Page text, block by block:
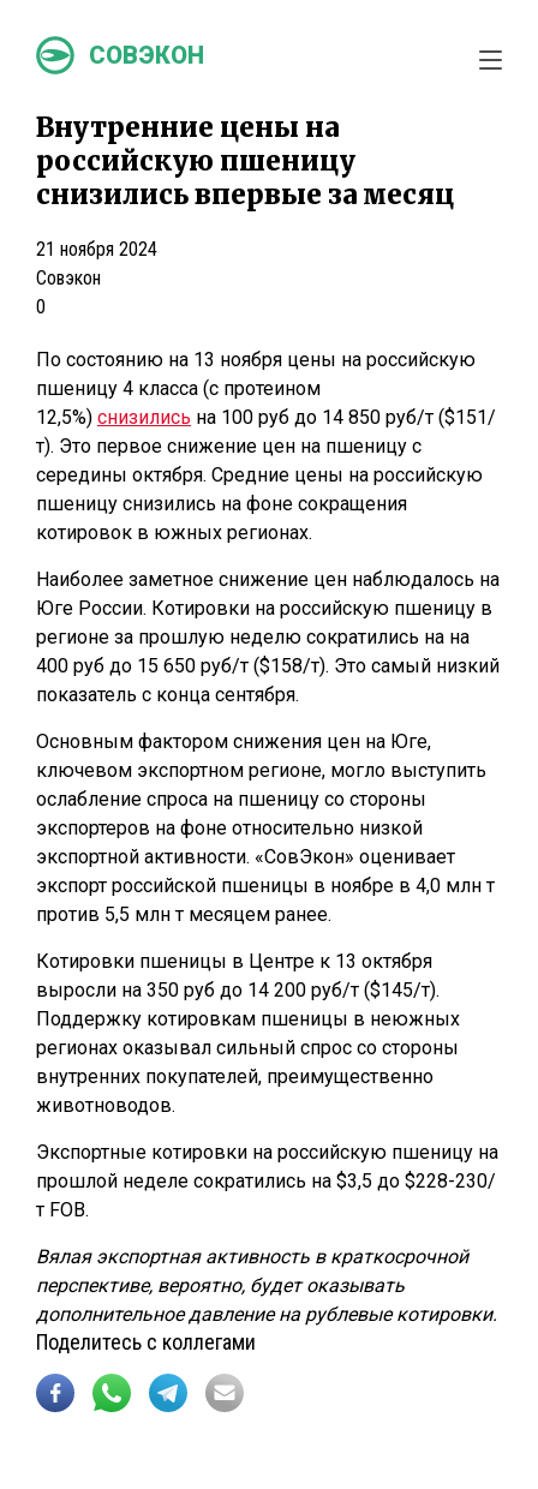
СОВЭКОН
Внутренние цены на
российскую пшеницу
снизились впервые за месяц
21 ноября 2024
Совэкон
0
По состоянию на 13 ноября цены на российскую
пшеницу 4 класса (с протеином
12,5%) снизились на 100 руб до 14 850 руб/т ($151/
т). Это первое снижение цен на пшеницу с
середины октября. Средние цены на российскую
пшеницу снизились на фоне сокращения
котировок в южных регионах.
Наиболее заметное снижение цен наблюдалось на
Юге России. Котировки на российскую пшеницу в
регионе за прошлую неделю сократились на на
400 руб до 15 650 руб/т ($158/т). Это самый низкий
показатель с конца сентября.
Основным фактором снижения цен на Юге,
ключевом экспортном регионе, могло выступить
ослабление спроса на пшеницу со стороны
экспортеров на фоне относительно низкой
экспортной активности. «СовЭкон» оценивает
экспорт российской пшеницы в ноябре в 4,0 млн т
против 5,5 млн т месяцем ранее.
Котировки пшеницы в Центре к 13 октября
выросли на 350 руб до 14 200 руб/т ($145/т).
Поддержку котировкам пшеницы в неюжных
регионах оказывал сильный спрос со стороны
внутренних покупателей, преимущественно
животноводов.
Экспортные котировки на российскую пшеницу на
прошлой неделе сократились на $3,5 до $228-230/
т FOB.
Вялая экспортная активность в краткосрочной
перспективе, вероятно, будет оказывать
дополнительное давление на рублевые котировки.
Поделитесь с коллегами